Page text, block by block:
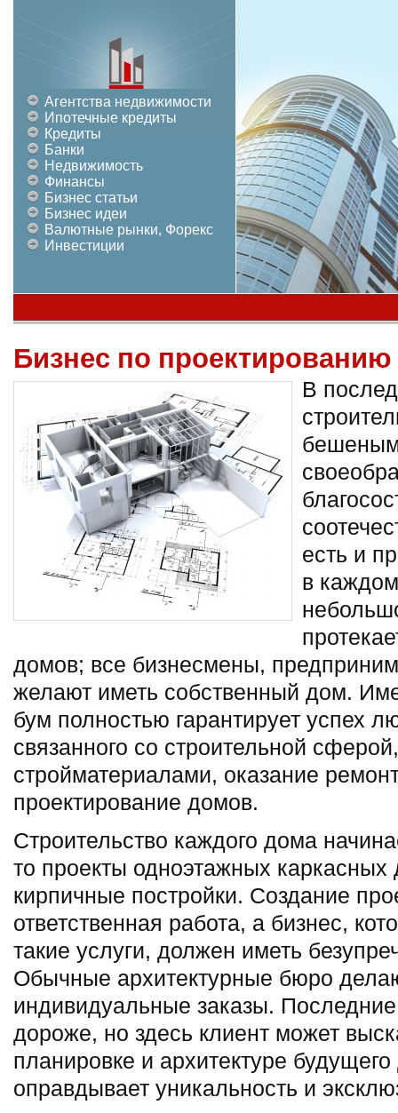
Агентства недвижимости
Ипотечные кредиты
Кредиты
Банки
Недвижимость
Финансы
Бизнес статьи
Бизнес идеи
Валютные рынки, Форекс
Инвестиции
Бизнес по
В
есть и
в
домов; все бизнесмены,
желают иметь собственный дом.
бум полностью гарантирует успех
связанного со строительной
стройматериалами, оказание
проектирование домов.
Строительство каждого дома
то проекты одноэтажных
кирпичные постройки. Создание
ответственная работа, а бизнес,
такие услуги, должен иметь
Обычные архитектурные бюро
индивидуальные заказы.
дороже, но здесь клиент может
планировке и архитектуре
оправдывает уникальность и